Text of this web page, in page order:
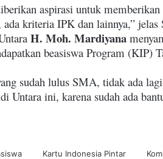
aspirasi untuk memberikan
kriteria IPK dan lainnya,” jelas
H. Moh. Mardiyana
beasiswa Program (KIP)
sudah lulus SMA, tidak ada
Untara ini, karena sudah ada
Kartu Indonesia Pintar